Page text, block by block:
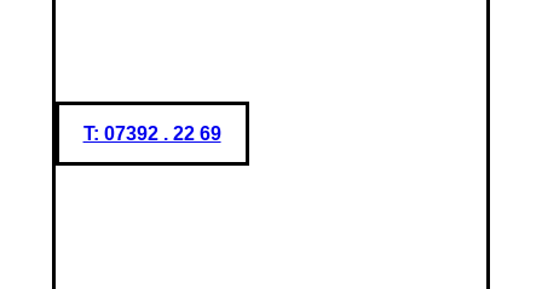
T: 07392 . 22 69